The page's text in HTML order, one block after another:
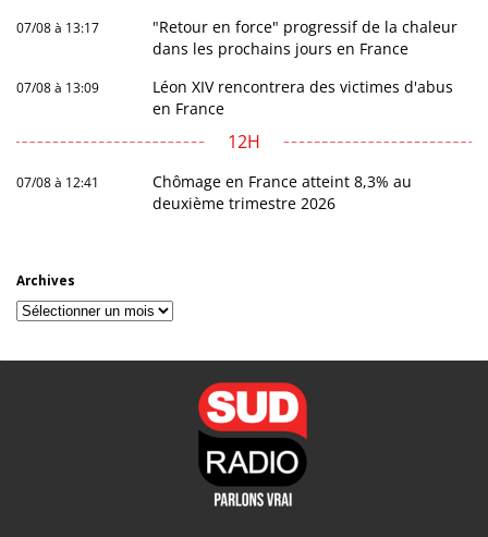
07/08 à 13:17
"Retour en force" progressif de la chaleur
dans les prochains jours en France
07/08 à 13:09
Léon XIV rencontrera des victimes d'abus
en France
12H
07/08 à 12:41
Chômage en France atteint 8,3% au
deuxième trimestre 2026
Archives
Archives